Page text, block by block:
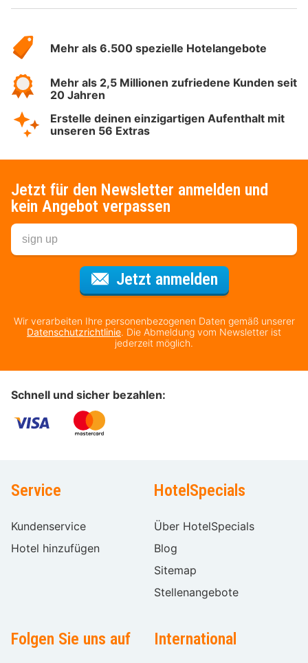
Hotelspecials
Mehr als 6.500 spezielle Hotelangebote
Mehr als 2,5 Millionen zufriedene Kunden seit
20 Jahren
Erstelle deinen einzigartigen Aufenthalt mit
unseren 56 Extras
Jetzt für den Newsletter anmelden und
kein Angebot verpassen
Jetzt anmeldenFür den
Wir verarbeiten Ihre personenbezogenen Daten gemäß unserer
Datenschutzrichtlinie. Die Abmeldung vom Newsletter ist
jederzeit möglich.
Schnell und sicher bezahlen:
Service
Kundenservice
Hotel hinzufügen
HotelSpecials
Über HotelSpecials
Blog
Sitemap
Stellenangebote
Folgen Sie uns auf International